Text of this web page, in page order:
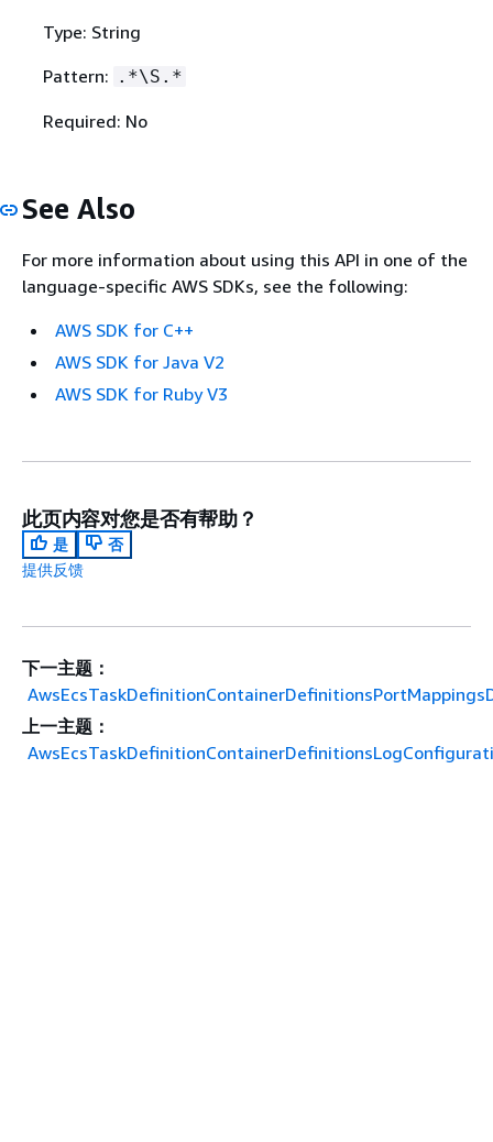
Type: String
Pattern: .*\S.*
Required: No
See Also
For more information about using this API in one of the
language-specific AWS SDKs, see the following:
AWS SDK for C++
AWS SDK for Java V2
AWS SDK for Ruby V3
此页内容对您是否有帮助？
是
否
提供反馈
下一主题：
上一主题：